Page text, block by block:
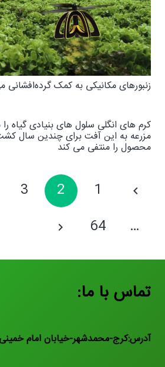
زنبورهای مکانیکی به کمک گرده‌افشانی
کرم های انگلی سلول های بنیادی گیاه
مزرعه به این آفت برای چندین سال
محصول را منتفی می کند
1
2
3
…
64
تماس با ما:
آدرس:کرج-محمدشهر-خیابان امام خمینی-